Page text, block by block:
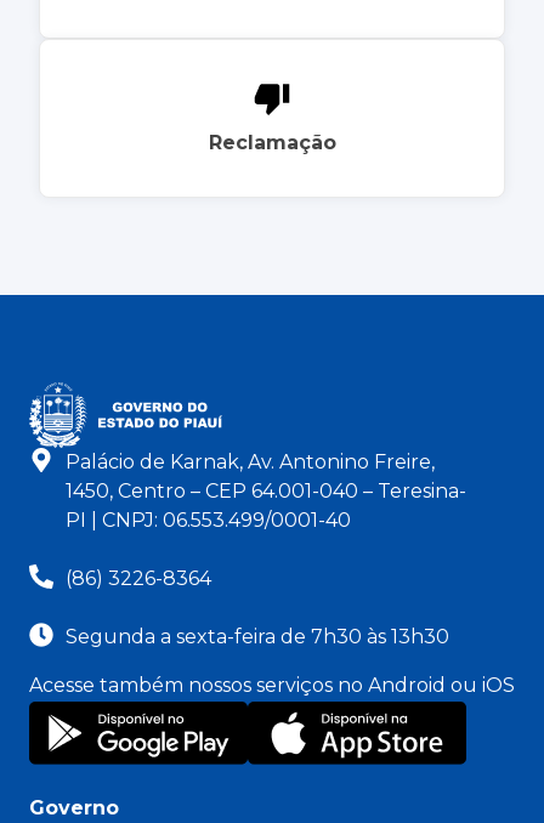
Reclamação
Palácio de Karnak, Av. Antonino Freire,
1450, Centro – CEP 64.001-040 – Teresina-
PI | CNPJ: 06.553.499/0001-40
(86) 3226-8364
Segunda a sexta-feira de 7h30 às 13h30
Acesse também nossos serviços no Android ou iOS
Governo